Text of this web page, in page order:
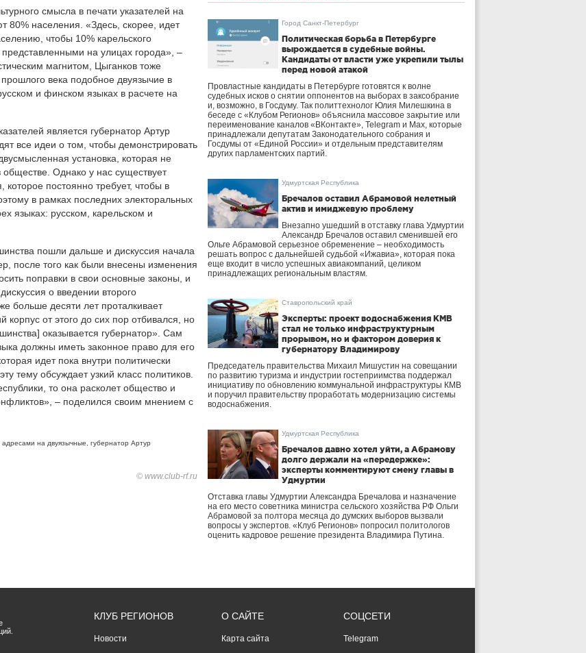
смысла в печати указателей на
80% населения. «Здесь, скорее, идет
чтобы 10% карельского
на улицах города», –
магнитом, Цыганков тоже
века подобное двуязычие в
и финском языках в расчете на
является губернатор Артур
все идеи о том, чтобы демонстрировать
установка, которая не
Однако у нас существует
постоянно требует, чтобы в
в рамках последних электоральных
языках: русском, карельском и
пошли дальше и дискуссия начала
после того как были внесены изменения
поправки в свои основные законы, и
о введении второго
больше десяти лет проталкивает
корпус от этого до сих пор отбивался, но
оказывается губернатор». Сам
должны иметь законное право для его
идет пока внутри политически
тему обсуждает узкий класс политиков.
то она расколет общество и
– поделился своим мнением с
адресами на двуязычные
губернатор Артур
© www.club-rf.ru
Город Санкт-Петербург
Политическая борьба в Петербурге
вырождается в судебные войны.
Кандидаты от власти уже укрепили тылы
перед новой атакой
Провластные кандидаты в Петербурге готовятся к волне
судебных исков о снятии оппонентов на выборах в заксобрание
и, возможно, в Госдуму. Так политтехнолог Юлия Милешкина в
беседе с «Клубом Регионов» объяснила массовое закрытие или
переименование каналов «ВКонтакте», Telegram и Max, которые
принадлежали депутатам Законодательного собрания и
Госдумы от «Единой России» и отдельным представителям
других парламентских партий.
Удмуртская Республика
Бречалов оставил Абрамовой нелетный
актив и имиджевую проблему
Внезапно ушедший в отставку глава Удмуртии
Александр Бречалов оставил сменившей его
Ольге Абрамовой серьезное обременение – необходимость
решать вопрос с дальнейшей судьбой «Ижавиа», которая пока
еще входит в число успешных авиакомпаний, целиком
принадлежащих региональным властям.
Ставропольский край
Эксперты: проект водоснабжения КМВ
стал не только инфраструктурным
прорывом, но и фактором доверия к
губернатору Владимирову
Председатель правительства Михаил Мишустин на совещании
по развитию туризма и индустрии гостеприимства поддержал
инициативу по обновлению коммунальной инфраструктуры КМВ
и поручил правительству проработать модернизацию системы
водоснабжения.
Удмуртская Республика
Бречалов давно хотел уйти, а Абрамову
долго держали на «передержке»:
эксперты комментируют смену главы в
Удмуртии
Отставка главы Удмуртии Александра Бречалова и назначение
на его место советника министра сельского хозяйства РФ Ольги
Абрамовой за полтора месяца до думских выборов вызвали
вопросы у экспертов. «Клуб Регионов» попросил политологов
оценить кадровое решение президента Владимира Путина.
КЛУБ РЕГИОНОВ
Новости
О САЙТЕ
Карта сайта
СОЦСЕТИ
Telegram